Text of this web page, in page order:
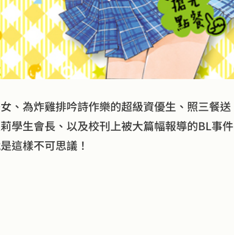
、為炸雞排吟詩作樂的超級資優生、照三餐送
學生會長、以及校刊上被大篇幅報導的BL事件
這樣不可思議！